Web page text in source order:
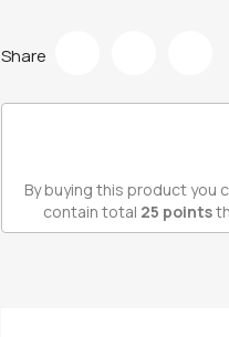
Share
By buying this product you
contain total 25 points